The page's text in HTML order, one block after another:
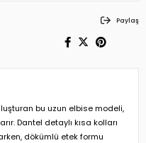
Paylaş
bu uzun elbise modeli,
Dantel detaylı kısa kolları
dökümlü etek formu